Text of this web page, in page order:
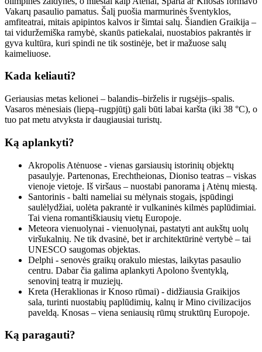
Vakarų pasaulio pamatus. Šalį puošia marmurinės šventyklos,
amfiteatrai, mitais apipintos kalvos ir šimtai salų. Šiandien Graikija –
tai viduržemiška ramybė, skanūs patiekalai, nuostabios pakrantės ir
gyva kultūra, kuri spindi ne tik sostinėje, bet ir mažuose salų
kaimeliuose.
Kada keliauti?
Geriausias metas kelionei – balandis–birželis ir rugsėjis–spalis.
Vasaros mėnesiais (liepą–rugpjūtį) gali būti labai karšta (iki 38 °C), o
tuo pat metu atvyksta ir daugiausiai turistų.
Ką aplankyti?
Akropolis Atėnuose - vienas garsiausių istorinių objektų
pasaulyje. Partenonas, Erechtheionas, Dioniso teatras – viskas
vienoje vietoje. Iš viršaus – nuostabi panorama į Atėnų miestą.
Santorinis - balti nameliai su mėlynais stogais, įspūdingi
saulėlydžiai, uolėta pakrantė ir vulkaninės kilmės paplūdimiai.
Tai viena romantiškiausių vietų Europoje.
Meteora vienuolynai - vienuolynai, pastatyti ant aukštų uolų
viršukalnių. Ne tik dvasinė, bet ir architektūrinė vertybė – tai
UNESCO saugomas objektas.
Delphi - senovės graikų orakulo miestas, laikytas pasaulio
centru. Dabar čia galima aplankyti Apolono šventyklą,
senovinį teatrą ir muziejų.
Kreta (Heraklionas ir Knoso rūmai) - didžiausia Graikijos
sala, turinti nuostabių paplūdimių, kalnų ir Mino civilizacijos
paveldą. Knosas – viena seniausių rūmų struktūrų Europoje.
Ką paragauti?